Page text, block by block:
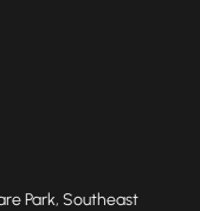
Park, Southeast